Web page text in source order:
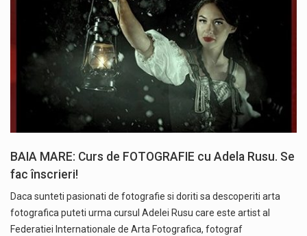
BAIA MARE: Curs de FOTOGRAFIE cu Adela Rusu. Se
fac înscrieri!
Daca sunteti pasionati de fotografie si doriti sa descoperiti arta
fotografica puteti urma cursul Adelei Rusu care este artist al
Federatiei Internationale de Arta Fotografica, fotograf